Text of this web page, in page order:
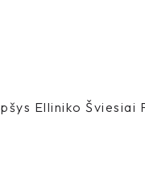
Elliniko Šviesiai